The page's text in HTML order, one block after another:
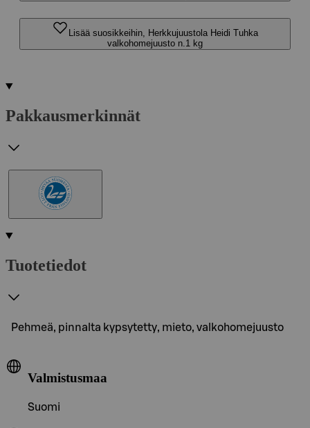
Lisää suosikkeihin, Herkkujuustola Heidi Tuhka
valkohomejuusto n.1 kg
Pakkausmerkinnät
Tuotetiedot
Pehmeä, pinnalta kypsytetty, mieto, valkohomejuusto
Valmistusmaa
Suomi